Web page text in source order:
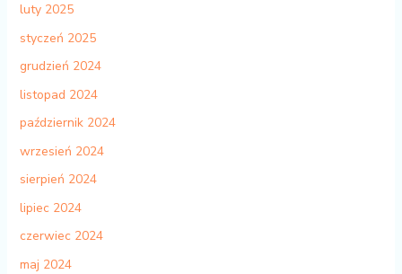
luty 2025
styczeń 2025
grudzień 2024
listopad 2024
październik 2024
wrzesień 2024
sierpień 2024
lipiec 2024
czerwiec 2024
maj 2024